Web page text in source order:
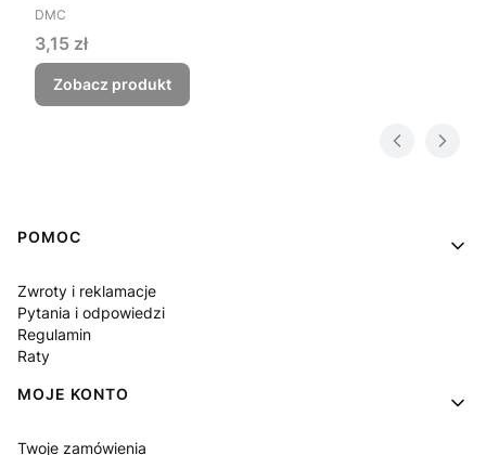
PRODUCENT
DMC
Cena
3,15 zł
Zobacz produkt
Linki w stopce
POMOC
Zwroty i reklamacje
Pytania i odpowiedzi
Regulamin
Raty
MOJE KONTO
Twoje zamówienia